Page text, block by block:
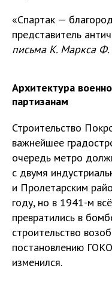
«Спартак —
представитель
письма К. Маркса Ф.
Архитектура
партизанам
Строительство
важнейшее
очередь метро
с двумя
и Пролетарским
году, но в 1941-м
превратились в
строительство
постановлению
изменился.